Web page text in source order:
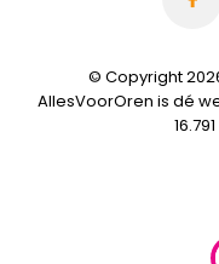
© Copyright
AllesVoorOren is dé